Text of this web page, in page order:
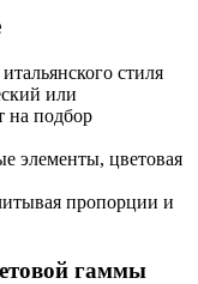
стиля
или
на подбор
элементы, цветовая
пропорции и
гаммы